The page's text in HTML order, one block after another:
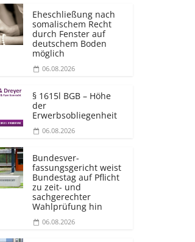
Eheschließung nach
somalischem Recht
durch Fenster auf
deutschem Boden
möglich
06.08.2026
§ 1615l BGB – Höhe
der
Erwerbsobliegenheit
06.08.2026
Bundesver­
fassungsgericht weist
Bundestag auf Pflicht
zu zeit- und
sachgerechter
Wahlprüfung hin
06.08.2026